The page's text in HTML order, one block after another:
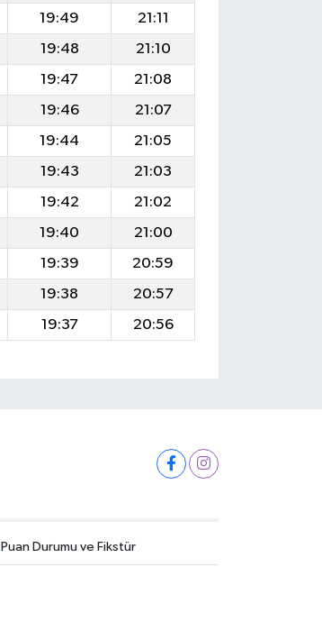
19:49
21:11
19:48
21:10
19:47
21:08
19:46
21:07
19:44
21:05
19:43
21:03
19:42
21:02
19:40
21:00
19:39
20:59
19:38
20:57
19:37 20:56
Puan Durumu ve Fikstür